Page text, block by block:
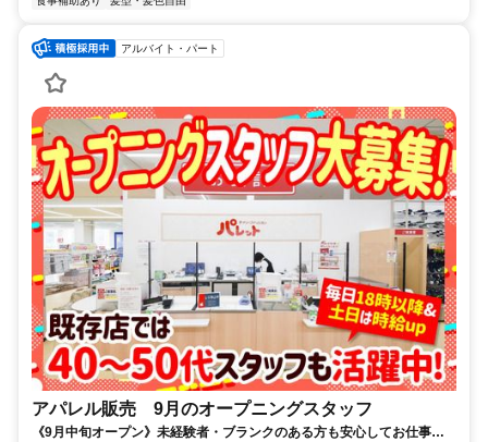
アルバイト・パート
アパレル販売 9月のオープニングスタッフ
《9月中旬オープン》未経験者・ブランクのある方も安心してお仕事で